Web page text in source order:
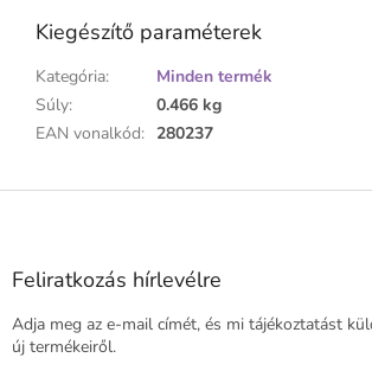
Kiegészítő paraméterek
Kategória:
Minden termék
Súly:
0.466 kg
EAN vonalkód: 280237
L
Feliratkozás hírlevélre
Adja meg az e-mail címét, és mi tájékoztatást
új termékeiről.